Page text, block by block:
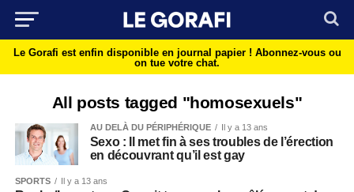
Le Gorafi est enfin disponible en journal papier ! Abonnez-vous ou
on tue votre chat.
All posts tagged "homosexuels"
AU DELÀ DU PÉRIPHÉRIQUE Il y a 13 ans
Sexo : Il met fin à ses troubles de l’érection
en découvrant qu’il est gay
SPORTS Il y a 13 ans